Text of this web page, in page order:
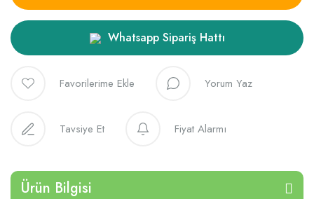
Whatsapp Sipariş Hattı
Yorum Yaz
Tavsiye Et Fiyat Alarmı
Ürün Bilgisi